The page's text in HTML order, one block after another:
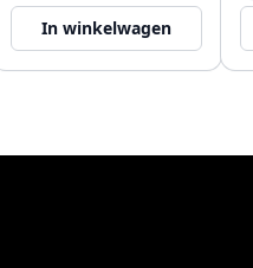
In winkelwagen